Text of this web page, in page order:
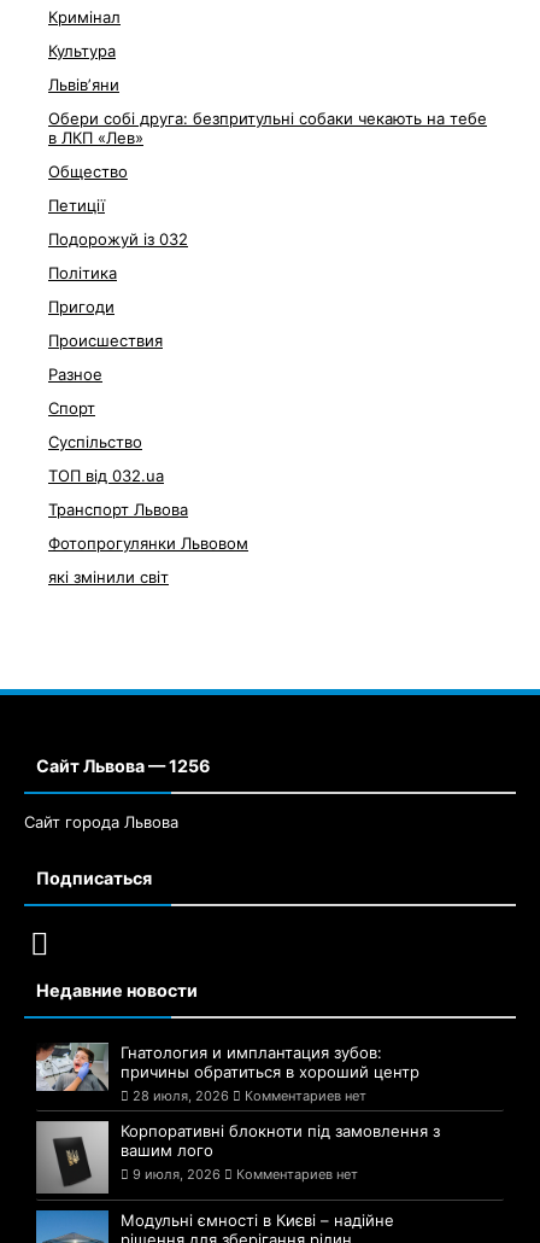
Кримінал
Культура
Львівʼяни
Обери собі друга: безпритульні собаки чекають на тебе
в ЛКП «Лев»
Общество
Петиції
Подорожуй із 032
Політика
Пригоди
Происшествия
Разное
Спорт
Суспільство
ТОП від 032.ua
Транспорт Львова
Фотопрогулянки Львовом
які змінили світ
Сайт Львова — 1256
Сайт города Львова
Подписаться
Недавние новости
Гнатология и имплантация зубов:
причины обратиться в хороший центр
28 июля, 2026 Комментариев нет
Корпоративні блокноти під замовлення з
вашим лого
9 июля, 2026 Комментариев нет
Модульні ємності в Києві – надійне